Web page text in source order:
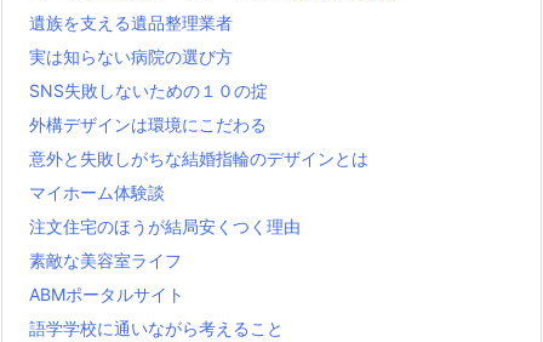
遺族を支える遺品整理業者
実は知らない病院の選び方
SNS失敗しないための１０の掟
外構デザインは環境にこだわる
意外と失敗しがちな結婚指輪のデザインとは
マイホーム体験談
注文住宅のほうが結局安くつく理由
素敵な美容室ライフ
ABMポータルサイト
語学学校に通いながら考えること